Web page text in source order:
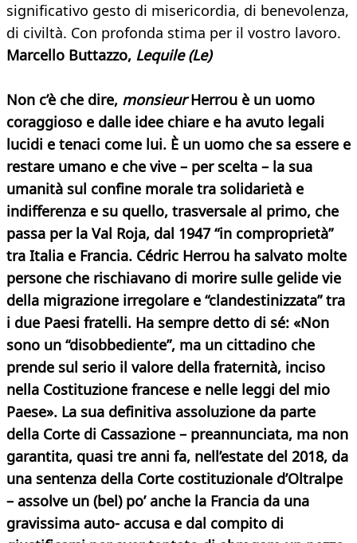
significativo gesto di misericordia, di benevolenza,
di civiltà. Con profonda stima per il vostro lavoro.
Marcello Buttazzo, Lequile (Le)
Non c’è che dire, monsieurHerrou è un uomo
coraggioso e dalle idee chiare e ha avuto legali
lucidi e tenaci come lui. È un uomo che sa essere e
restare umano e che vive – per scelta – la sua
umanità sul confine morale tra solidarietà e
indifferenza e su quello, trasversale al primo, che
passa per la Val Roja, dal 1947 “in comproprietà”
tra Italia e Francia. Cédric Herrou ha salvato molte
persone che rischiavano di morire sulle gelide vie
della migrazione irregolare e “clandestinizzata” tra
i due Paesi fratelli. Ha sempre detto di sé: «Non
sono un “disobbediente”, ma un cittadino che
prende sul serio il valore della fraternità, inciso
nella Costituzione francese e nelle leggi del mio
Paese». La sua definitiva assoluzione da parte
della Corte di Cassazione – preannunciata, ma non
garantita, quasi tre anni fa, nell’estate del 2018, da
una sentenza della Corte costituzionale d’Oltralpe
– assolve un (bel) po’ anche la Francia da una
gravissima auto- accusa e dal compito di